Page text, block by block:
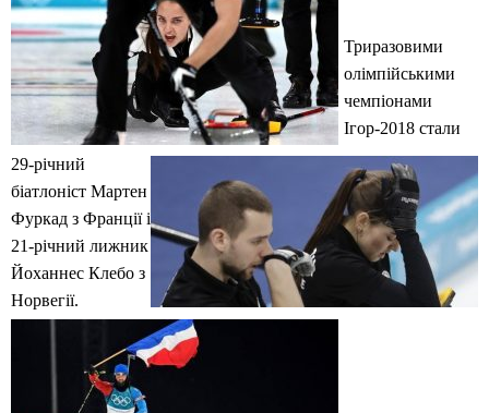
Триразовими
олімпійськими
чемпіонами
Ігор-2018 стали
29-річний
біатлоніст Мартен
Фуркад з Франції і
21-річний лижник
Йоханнес Клебо з
Норвегії.